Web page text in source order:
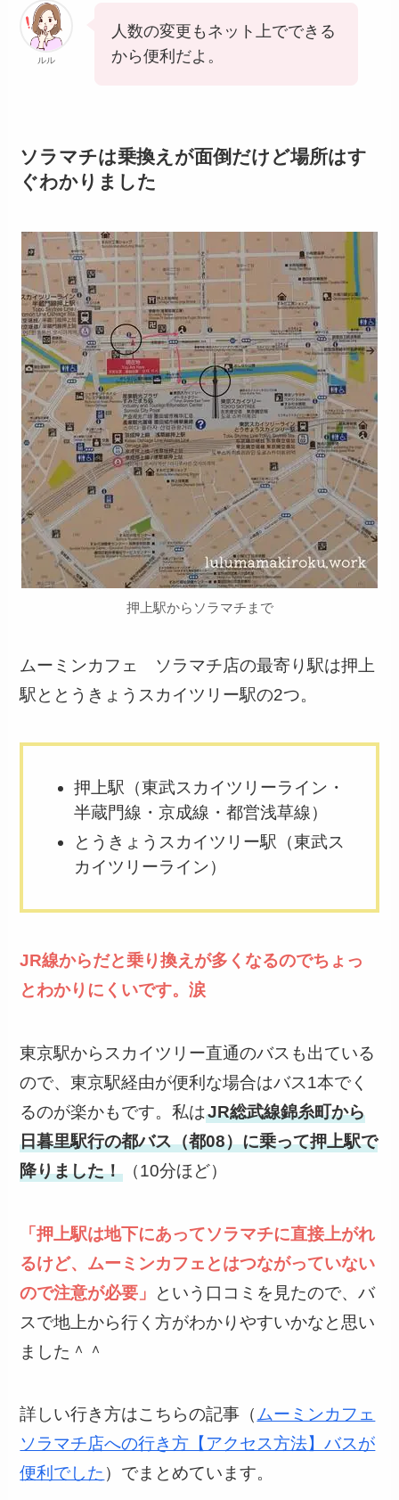
ルル
人数の変更もネット上でできる
から便利だよ。
ソラマチは乗換えが面倒だけど場所はす
ぐわかりました
押上駅からソラマチまで
ムーミンカフェ ソラマチ店の最寄り駅は押上
駅ととうきょうスカイツリー駅の2つ。
押上駅（東武スカイツリーライン・
半蔵門線・京成線・都営浅草線）
とうきょうスカイツリー駅（東武ス
カイツリーライン）
JR線からだと乗り換えが多くなるのでちょっ
とわかりにくいです。涙
東京駅からスカイツリー直通のバスも出ている
ので、東京駅経由が便利な場合はバス1本でく
るのが楽かもです。私はJR総武線錦糸町から
日暮里駅行の都バス（都08）に乗って押上駅で
降りました！ （10分ほど）
「押上駅は地下にあってソラマチに直接上がれ
るけど、ムーミンカフェとはつながっていない
ので注意が必要」
という口コミを見たので、バ
スで地上から行く方がわかりやすいかなと思い
ました＾＾
詳しい行き方はこちらの記事（ムーミンカフェ
ソラマチ店への行き方【アクセス方法】バスが
便利でした ）でまとめています。